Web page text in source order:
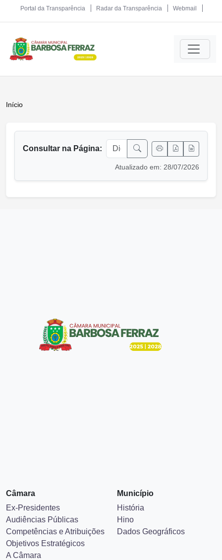
Portal da Transparência Radar da Transparência Webmail
Início
Consultar na Página:
Atualizado em: 28/07/2026
Câmara
Ex-Presidentes
Audiências Públicas
Competências e Atribuições
Objetivos Estratégicos
A Câmara
Município
História
Hino
Dados Geográficos